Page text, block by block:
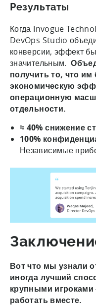
Результаты
Когда Invogue
DevOps Studio
конверсии, эффект
значительным.
получить то, что
экономическую
операционную
отдельности.
≈ 40% снижение
100%
Независимые
Вот что мы узнали
иногда лучший
крупными игроками
работать вместе.